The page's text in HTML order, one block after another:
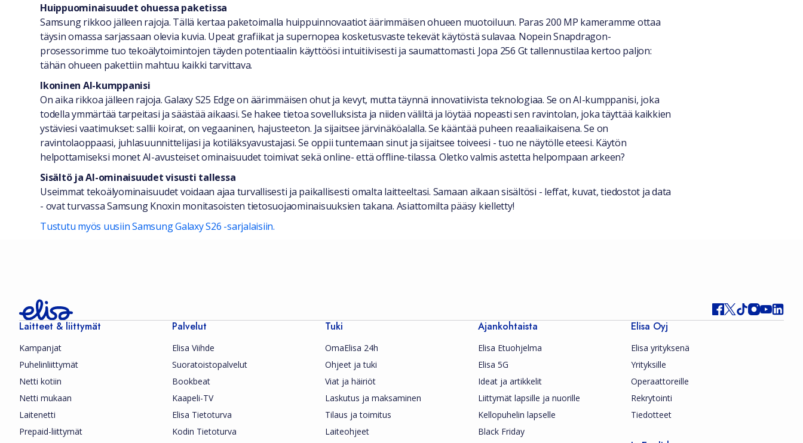
Huippuominaisuudet ohuessa paketissa
Samsung rikkoo jälleen rajoja. Tällä kertaa paketoimalla huippuinnovaatiot äärimmäisen ohueen muotoiluun. Paras 200 MP kameramme ottaa
täysin omassa sarjassaan olevia kuvia. Upeat grafiikat ja supernopea kosketusvaste tekevät käytöstä sulavaa. Nopein Snapdragon-
prosessorimme tuo tekoälytoimintojen täyden potentiaalin käyttöösi intuitiivisesti ja saumattomasti. Jopa 256 Gt tallennustilaa kertoo paljon:
tähän ohueen pakettiin mahtuu kaikki tarvittava.
Ikoninen AI-kumppanisi
On aika rikkoa jälleen rajoja. Galaxy S25 Edge on äärimmäisen ohut ja kevyt, mutta täynnä innovatiivista teknologiaa. Se on AI-kumppanisi, joka
todella ymmärtää tarpeitasi ja säästää aikaasi. Se hakee tietoa sovelluksista ja niiden väliltä ja löytää nopeasti sen ravintolan, joka täyttää kaikkien
ystäviesi vaatimukset: sallii koirat, on vegaaninen, hajusteeton. Ja sijaitsee järvinäköalalla. Se kääntää puheen reaaliaikaisena. Se on
ravintolaoppaasi, juhlasuunnittelijasi ja kotiläksyavustajasi. Se oppii tuntemaan sinut ja sijaitsee toiveesi - tuo ne näytölle eteesi. Käytön
helpottamiseksi monet AI-avusteiset ominaisuudet toimivat sekä online- että offline-tilassa. Oletko valmis astetta helpompaan arkeen?
Sisältö ja AI-ominaisuudet visusti tallessa
Useimmat tekoälyominaisuudet voidaan ajaa turvallisesti ja paikallisesti omalta laitteeltasi. Samaan aikaan sisältösi - leffat, kuvat, tiedostot ja data
- ovat turvassa Samsung Knoxin monitasoisten tietosuojaominaisuuksien takana. Asiattomilta pääsy kielletty!
Tustutu myös uusiin Samsung Galaxy S26 -sarjalaisiin.
Laitteet & liittymät
Kampanjat
Puhelinliittymät
Netti kotiin
Netti mukaan
Laitenetti
Prepaid-liittymät
Palvelut
Elisa Viihde
Suoratoistopalvelut
Bookbeat
Kaapeli-TV
Elisa Tietoturva
Kodin Tietoturva
Tuki
OmaElisa 24h
Ohjeet ja tuki
Viat ja häiriöt
Laskutus ja maksaminen
Tilaus ja toimitus
Laiteohjeet
Ajankohtaista
Elisa Etuohjelma
Elisa 5G
Ideat ja artikkelit
Liittymät lapsille ja nuorille
Kellopuhelin lapselle
Black Friday
Elisa Oyj
Elisa yrityksenä
Yrityksille
Operaattoreille
Rekrytointi
Tiedotteet